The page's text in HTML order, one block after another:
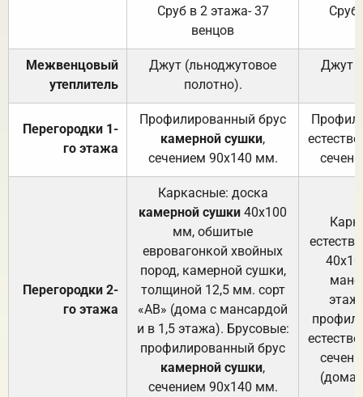
Сруб в 2 этажа- 37
венцов
Сруб
Межвенцовый
утеплитель
Джут (льноджутовое
полотно).
Джут
Перегородки 1-
го этажа
Профилированный брус
камерной сушки,
сечением 90х140 мм.
Перегородки 2-
го этажа
Каркасные: доска
камерной сушки 40х100
мм, обшитые
евровагонкой хвойных
пород, камерной сушки,
толщиной 12,5 мм. сорт
«АВ» (дома с мансардой
и в 1,5 этажа). Брусовые:
профилированный брус
камерной сушки,
сечением 90х140 мм.
(дома